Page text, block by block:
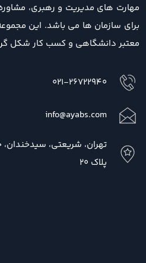
مهارت های مدیریت و رهبری،
برای سازمان ها می باشد. این
معتبر دانشگاهی و کسب کار شکل
021-26722940
info@ayabs.com
تهران، شریعتی، سیدخندان،
پلاک 20